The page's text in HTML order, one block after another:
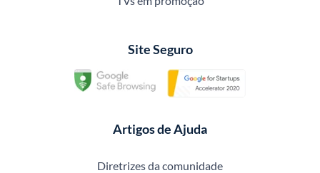
Site Seguro
Artigos de Ajuda
Diretrizes da comunidade